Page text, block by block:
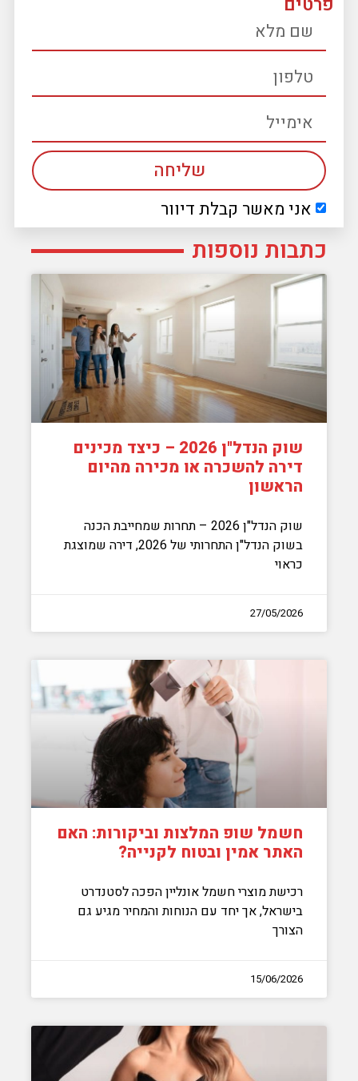
אני מאשר קבלת דיוור
שליחה
כתבות נוספות
שוק הנדל"ן 2026 – כיצד מכינים
דירה להשכרה או מכירה מהיום
הראשון
שוק הנדל"ן 2026 – תחרות שמחייבת הכנה
בשוק הנדל"ן התחרותי של 2026, דירה שמוצגת
כראוי
27/05/2026
חשמל שופ המלצות וביקורות: האם
האתר אמין ובטוח לקנייה?
רכישת מוצרי חשמל אונליין הפכה לסטנדרט
בישראל, אך יחד עם הנוחות והמחיר מגיע גם
הצורך
15/06/2026